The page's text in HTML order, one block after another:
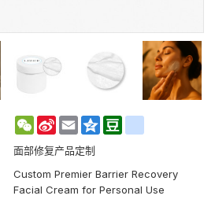
WeChat
Sina
Weibo
Email Qzone
面部修复产品定制
Custom Premier Barrier Recovery
Facial Cream for Personal Use